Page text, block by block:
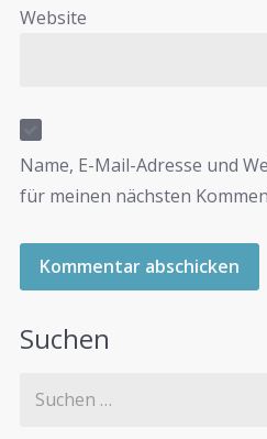
Website
Name, E-Mail-Adresse und
für meinen nächsten
Suchen